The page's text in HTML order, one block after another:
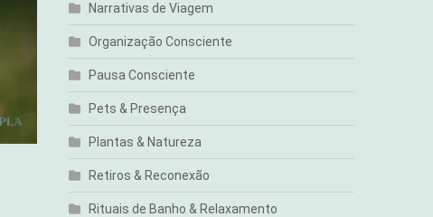
Narrativas de Viagem
Organização Consciente
Pausa Consciente
Pets & Presença
Plantas & Natureza
Retiros & Reconexão
Rituais de Banho & Relaxamento